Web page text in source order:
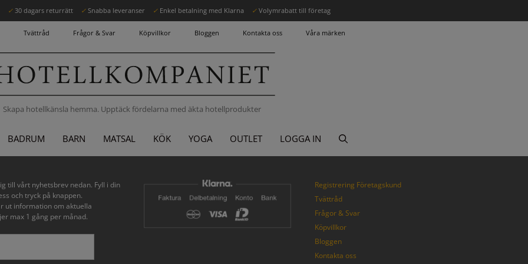
✓ 30 dagars returrätt ✓ Snabba leveranser ✓ Enkel betalning med Klarna ✓ Volymrabatt till företag
Tvättråd Frågor & Svar Köpvillkor Bloggen Kontakta oss Våra märken
Skapa hotellkänsla hemma. Upptäck fördelarna med äkta hotellprodukter
BADRUM BARN MATSAL KÖK YOGA OUTLET LOGGA IN
till vårt nyhetsbrev nedan. Fyll i din
och tryck på knappen.
ut information om aktuella
max 1 gång per månad.
Registrering Företagskund
Tvättråd
Frågor & Svar
Köpvillkor
Bloggen
Kontakta oss